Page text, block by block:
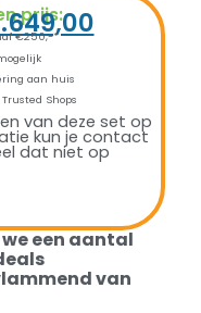
prijs:
€250,-*
aan huis
Shops
van deze set op
kun je contact
dat niet op
een aantal
van